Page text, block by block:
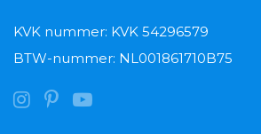
KVK nummer: KVK 54296579
BTW-nummer: NL001861710B75